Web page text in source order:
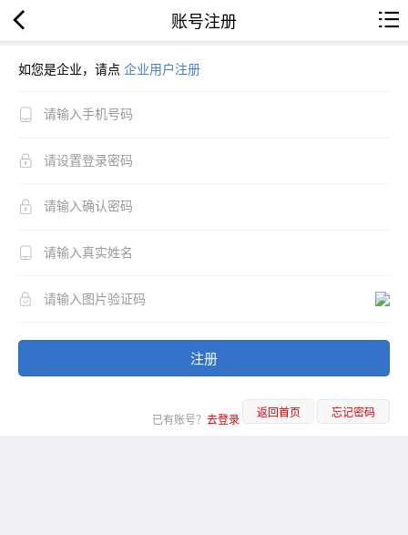
账号注册
如您是企业，请点 企业用户注册
注册
已有账号？ 去登录 返回首页 忘记密码